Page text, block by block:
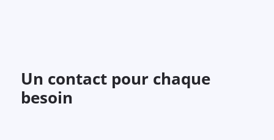
Un contact pour chaque
besoin